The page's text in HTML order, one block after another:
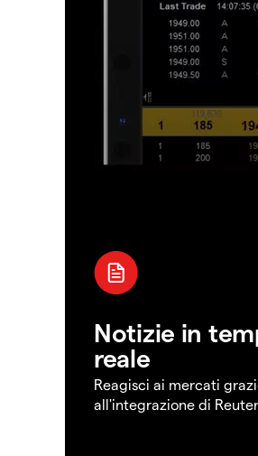
Notizie in
reale
Reagisci ai mercati
all'integrazione di